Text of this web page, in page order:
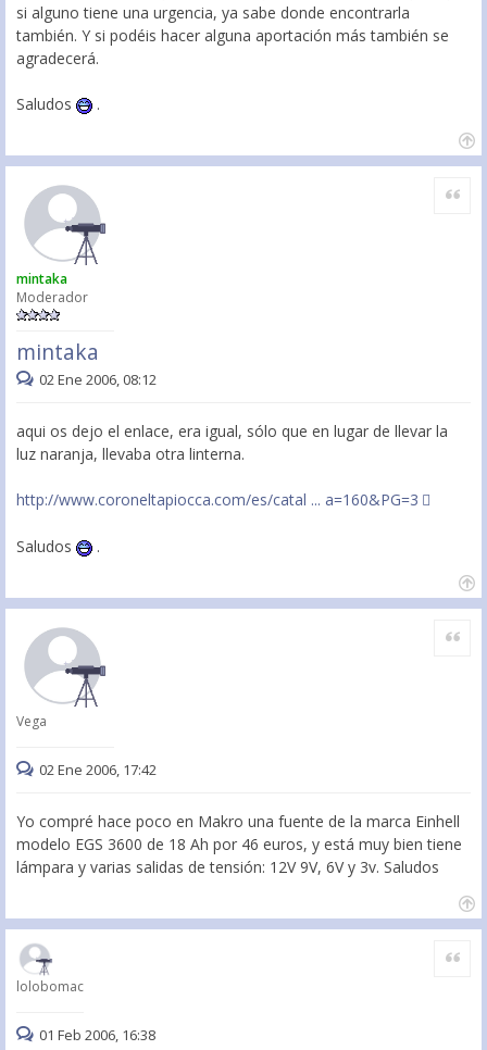
si alguno tiene una urgencia, ya sabe donde encontrarla
también. Y si podéis hacer alguna aportación más también se
agradecerá.
Saludos .
mintaka
Moderador
mintaka
Citar
02 Ene 2006, 08:12
aqui os dejo el enlace, era igual, sólo que en lugar de llevar la
luz naranja, llevaba otra linterna.
http://www.coroneltapiocca.com/es/catal ... a=160&PG=3
Saludos .
Vega
Citar
02 Ene 2006, 17:42
Yo compré hace poco en Makro una fuente de la marca Einhell
modelo EGS 3600 de 18 Ah por 46 euros, y está muy bien tiene
lámpara y varias salidas de tensión: 12V 9V, 6V y 3v. Saludos
lolobomac
Citar
01 Feb 2006, 16:38